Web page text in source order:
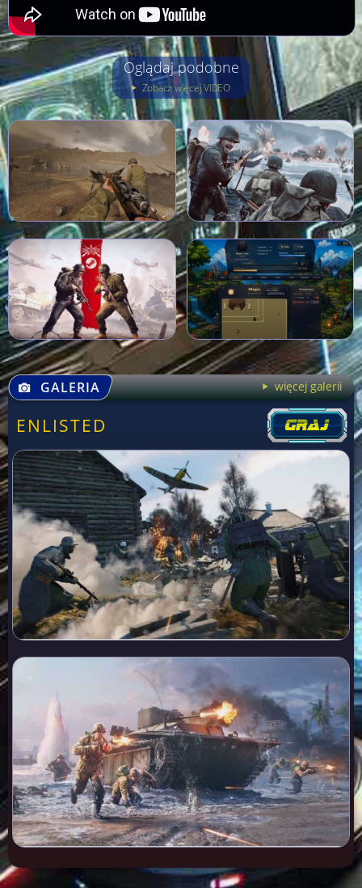
Oglądaj podobne
Zobacz więcej VIDEO
GALERIA więcej galerii
ENLISTED